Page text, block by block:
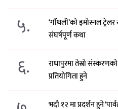
५.
‘गौँथली’को इमोस्नल
संघर्षपूर्ण कथा
६.
राधापुरमा तेस्रो
प्रतियोगिता हुने
भदौ १२ मा प्रदर्शन हुने